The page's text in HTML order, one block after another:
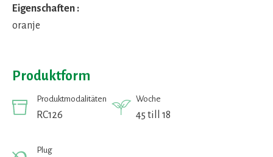
Eigenschaften :
oranje
Produktform
Produktmodalitäten
RC126
Woche
45 till 18
Plug